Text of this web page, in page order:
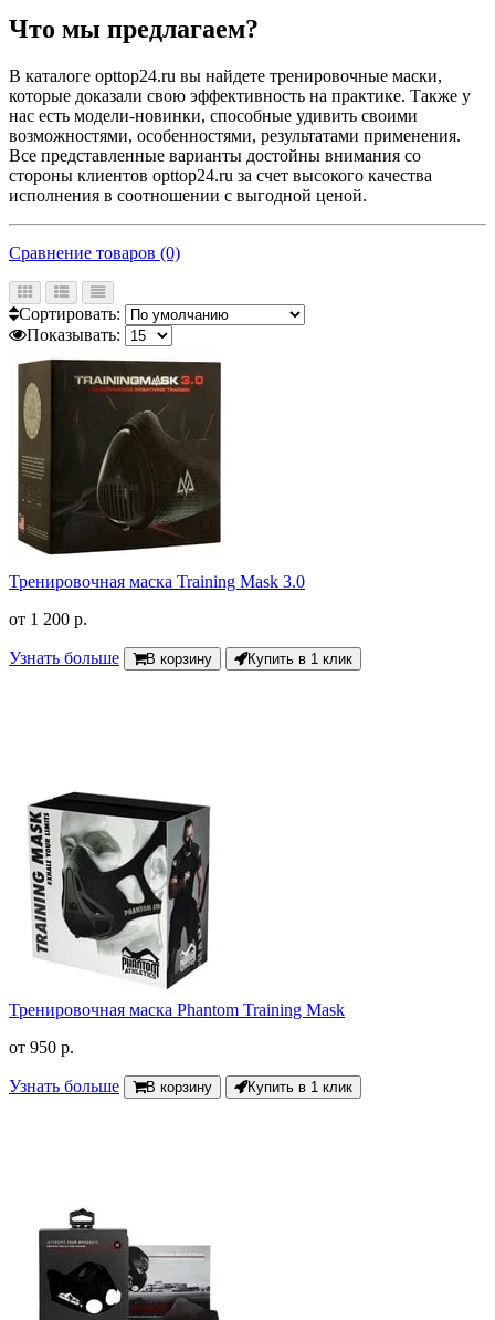
Что мы предлагаем?
В каталоге opttop24.ru вы найдете тренировочные маски,
которые доказали свою эффективность на практике. Также у
нас есть модели-новинки, способные удивить своими
возможностями, особенностями, результатами применения.
Все представленные варианты достойны внимания со
стороны клиентов opttop24.ru за счет высокого качества
исполнения в соотношении с выгодной ценой.
Сравнение товаров (0)
Сортировать:
Показывать:
Тренировочная маска Training Mask 3.0
от 1 200 р.
Узнать больше В корзину Купить в 1 клик
Тренировочная маска Phantom Training Mask
от 950 р.
Узнать больше В корзину Купить в 1 клик